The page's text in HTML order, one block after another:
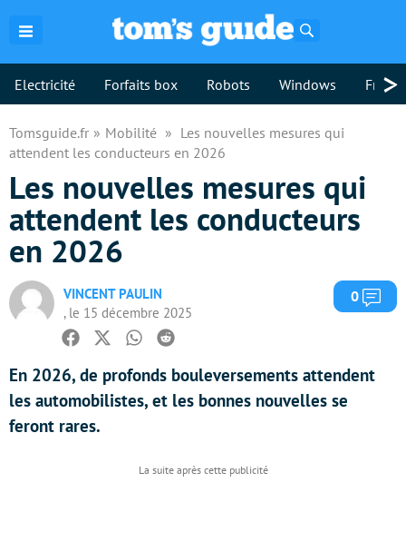
Electricité Forfaits box Robots Windows >
Tomsguide.fr Mobilité
Les nouvelles mesures qui
attendent les conducteurs en 2026
Les nouvelles mesures qui
attendent les conducteurs
en 2026
VINCENT PAULIN
, le 15 décembre 2025
0
Facebook
TwitterWhatsapp
Reddit
En 2026, de profonds bouleversements attendent
les automobilistes, et les bonnes nouvelles se
feront rares.